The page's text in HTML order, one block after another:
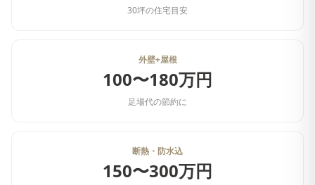
30坪の住宅目安
外壁+屋根
100〜180万円
足場代の節約に
断熱・防水込
150〜300万円